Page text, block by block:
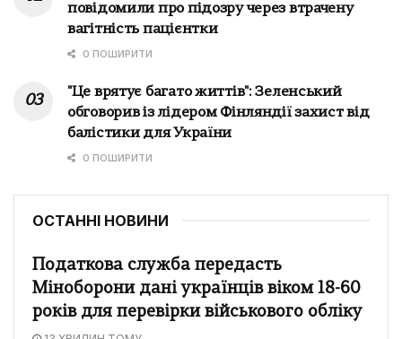
повідомили про підозру через втрачену
вагітність пацієнтки
0 ПОШИРИТИ
"Це врятує багато життів": Зеленський
обговорив із лідером Фінляндії захист від
балістики для України
0 ПОШИРИТИ
ОСТАННІ НОВИНИ
Податкова служба передасть
Міноборони дані українців віком 18-60
років для перевірки військового обліку